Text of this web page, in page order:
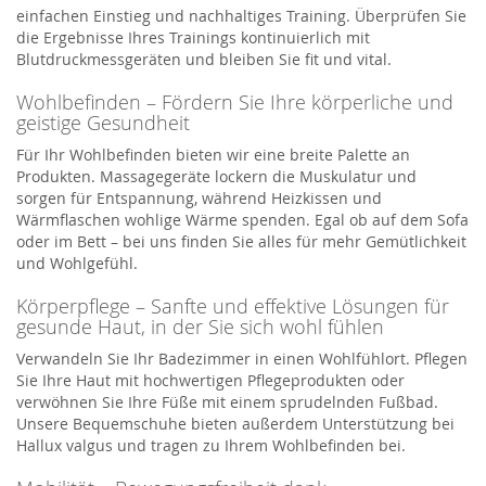
einfachen Einstieg und nachhaltiges Training. Überprüfen Sie
die Ergebnisse Ihres Trainings kontinuierlich mit
Blutdruckmessgeräten und bleiben Sie fit und vital.
Wohlbefinden – Fördern Sie Ihre körperliche und
geistige Gesundheit
Für Ihr Wohlbefinden bieten wir eine breite Palette an
Produkten. Massagegeräte lockern die Muskulatur und
sorgen für Entspannung, während Heizkissen und
Wärmflaschen wohlige Wärme spenden. Egal ob auf dem Sofa
oder im Bett – bei uns finden Sie alles für mehr Gemütlichkeit
und Wohlgefühl.
Körperpflege – Sanfte und effektive Lösungen für
gesunde Haut, in der Sie sich wohl fühlen
Verwandeln Sie Ihr Badezimmer in einen Wohlfühlort. Pflegen
Sie Ihre Haut mit hochwertigen Pflegeprodukten oder
verwöhnen Sie Ihre Füße mit einem sprudelnden Fußbad.
Unsere Bequemschuhe bieten außerdem Unterstützung bei
Hallux valgus und tragen zu Ihrem Wohlbefinden bei.